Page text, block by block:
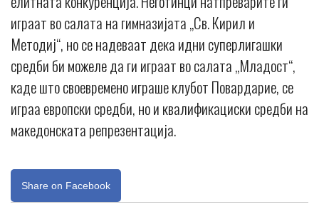
играат во салата на гимназијата „Св. Кирил и
Методиј“, но се надеваат дека идни суперлигашки
средби би можеле да ги играат во салата „Младост“,
каде што своевремено играше клубот Повардарие, се
играа европски средби, но и квалификациски средби на
македонската репрезентација.
Share on Facebook